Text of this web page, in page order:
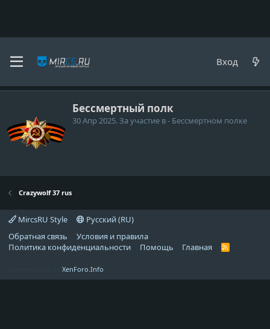
Вход
Crazywolf 37 rus
Бессмертный полк
30 Апр 2025. За участие в - Бессмертном полке
Crazywolf 37 rus
MircsRU Style
Русский (RU)
Обратная связь
Условия и правила
Политика конфиденциальности
Помощь Главная
R
XenForo.Info